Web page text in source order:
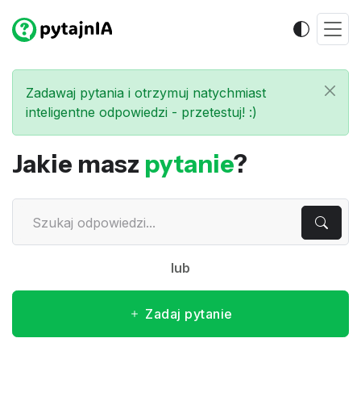
Zadawaj pytania i otrzymuj natychmiast
inteligentne odpowiedzi - przetestuj! :)
Jakie masz pytanie?
lub
Zadaj pytanie